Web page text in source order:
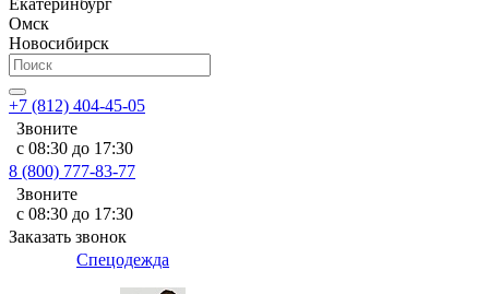
Екатеринбург
Омск
Новосибирск
+7 (812) 404-45-05
Звоните
с 08:30 до 17:30
8 (800) 777-83-77
Звоните
с 08:30 до 17:30
Заказать звонок
Спецодежда